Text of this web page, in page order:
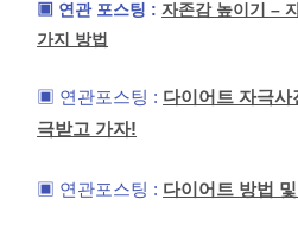
▣ 연관 포스팅 :자존감 높이기 –
가지 방법
▣ 연관포스팅 : 다이어트 자극
극받고 가자!
▣ 연관포스팅 : 다이어트 방법